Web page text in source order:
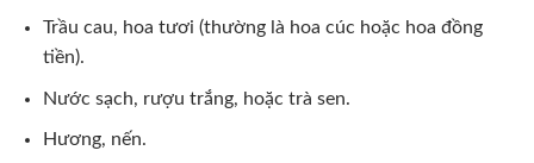
Trầu cau, hoa tươi (thường là hoa cúc hoặc hoa đồng
tiền).
Nước sạch, rượu trắng, hoặc trà sen.
Hương, nến.